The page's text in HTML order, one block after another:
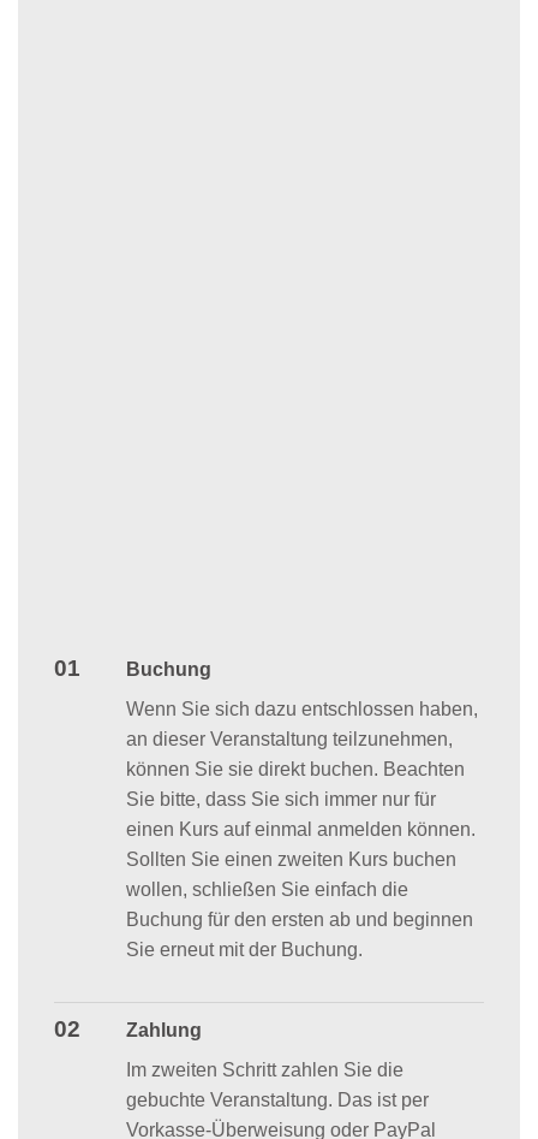
01
Buchung
Wenn Sie sich dazu entschlossen haben,
an dieser Veranstaltung teilzunehmen,
können Sie sie direkt buchen. Beachten
Sie bitte, dass Sie sich immer nur für
einen Kurs auf einmal anmelden können.
Sollten Sie einen zweiten Kurs buchen
wollen, schließen Sie einfach die
Buchung für den ersten ab und beginnen
Sie erneut mit der Buchung.
02
Zahlung
Im zweiten Schritt zahlen Sie die
gebuchte Veranstaltung. Das ist per
Vorkasse-Überweisung oder PayPal